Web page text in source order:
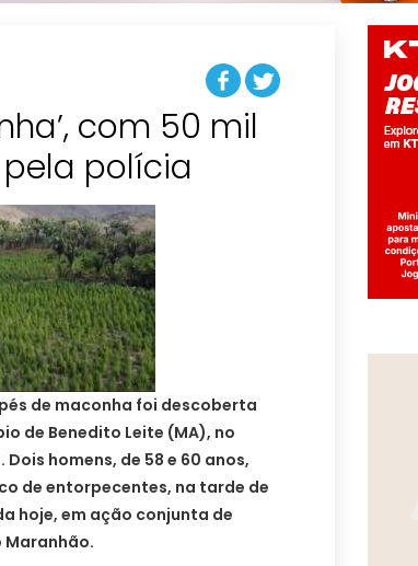
com 50 mil
polícia
de maconha foi descoberta
de Benedito Leite (MA), no
homens, de 58 e 60 anos,
de entorpecentes, na tarde de
hoje, em ação conjunta de
Maranhão.